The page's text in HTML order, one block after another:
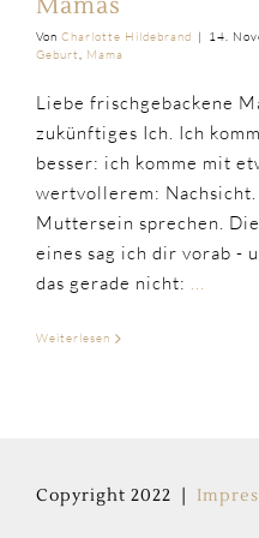
Von Charlotte Hildebrand | 14.
Geburt
Mama
Liebe frischgebackene
zukünftiges Ich. Ich
besser: ich komme mit
wertvollerem:
Muttersein sprechen.
eines sag ich dir vorab -
das gerade nicht:
Weiterlesen
Copyright 2022 |